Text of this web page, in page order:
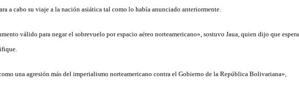
a cabo su viaje a la nación asiática tal como lo había anunciado anteriormente.
válido para negar el sobrevuelo por espacio aéreo norteamericano», sostuvo Jaua, quien dijo que espera
una agresión más del imperialismo norteamericano contra el Gobierno de la República Bolivariana»,